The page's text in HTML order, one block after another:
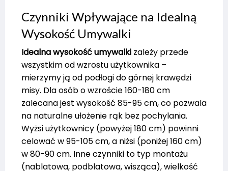
Czynniki Wpływające na Idealną
Wysokość Umywalki
Idealna wysokość umywalki zależy przede
wszystkim od wzrostu użytkownika –
mierzymy ją od podłogi do górnej krawędzi
misy. Dla osób o wzroście 160-180 cm
zalecana jest wysokość 85-95 cm, co pozwala
na naturalne ułożenie rąk bez pochylania.
Wyżsi użytkownicy (powyżej 180 cm) powinni
celować w 95-105 cm, a niżsi (poniżej 160 cm)
w 80-90 cm. Inne czynniki to typ montażu
(nablatowa, podblatowa, wisząca), wielkość